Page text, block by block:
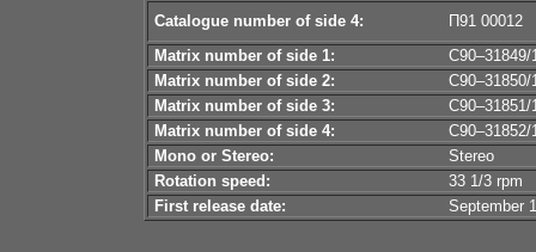
Catalogue number of side 4:
П91 00012
Matrix number of side 1:
Matrix number of side 2:
Matrix number of side 3:
Matrix number of side 4:
Mono or Stereo:
Stereo
Rotation speed:
33 1/3 rpm
First release date:
September